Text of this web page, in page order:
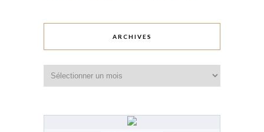
ARCHIVES